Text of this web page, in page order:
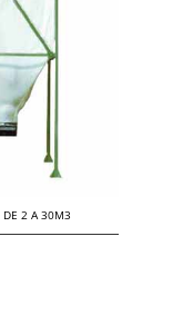
DE 2 A 30M3